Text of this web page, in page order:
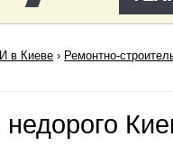
в Киеве › Ремонтно-